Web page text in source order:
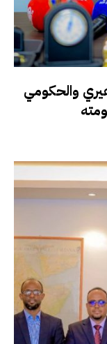
والحكومي